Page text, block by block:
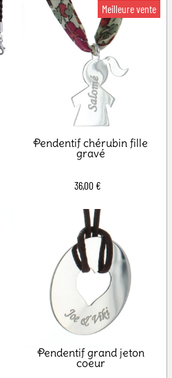
Pendentif chérubin fille
gravé
36,00 €
Pendentif grand jeton
coeur